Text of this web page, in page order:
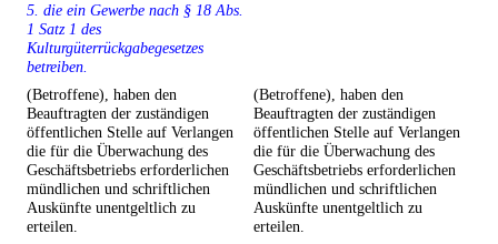
5. die ein Gewerbe nach § 18 Abs.
1 Satz 1 des
Kulturgüterrückgabegesetzes
betreiben.
(Betroffene), haben den
Beauftragten der zuständigen
öffentlichen Stelle auf Verlangen
die für die Überwachung des
Geschäftsbetriebs erforderlichen
mündlichen und schriftlichen
Auskünfte unentgeltlich zu
erteilen.
(Betroffene), haben den
Beauftragten der zuständigen
öffentlichen Stelle auf Verlangen
die für die Überwachung des
Geschäftsbetriebs erforderlichen
mündlichen und schriftlichen
Auskünfte unentgeltlich zu
erteilen.